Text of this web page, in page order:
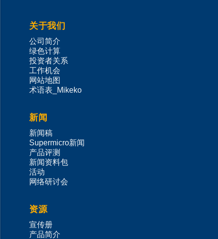
关于我们
公司简介
绿色计算
投资者关系
工作机会
网站地图
术语表_Mikeko
新闻
新闻稿
Supermicro新闻
产品评测
新闻资料包
活动
网络研讨会
资源
宣传册
产品简介